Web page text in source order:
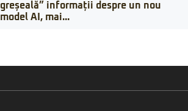
greșeală” informații despre un nou
model AI, mai...